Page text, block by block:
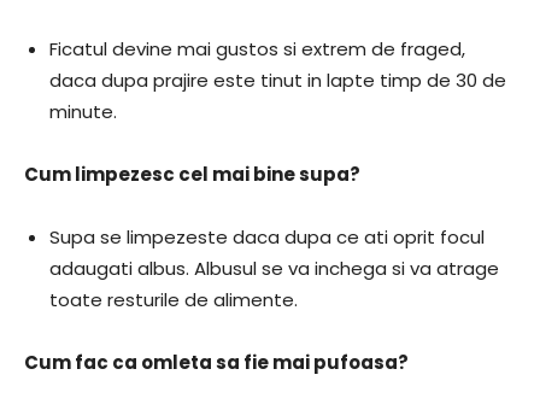
Ficatul devine mai gustos si extrem de fraged,
daca dupa prajire este tinut in lapte timp de 30 de
minute.
Cum limpezesc cel mai bine supa?
Supa se limpezeste daca dupa ce ati oprit focul
adaugati albus. Albusul se va inchega si va atrage
toate resturile de alimente.
Cum fac ca omleta sa fie mai pufoasa?